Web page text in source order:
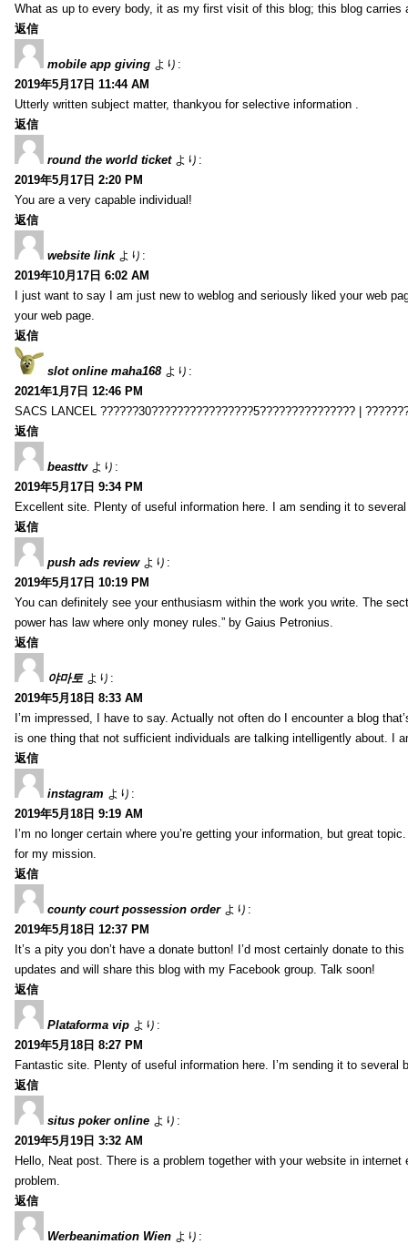
What as up to every body, it as my first visit of this blog; this blog carries
返信
mobile app giving より:
2019年5月17日 11:44 AM
Utterly written subject matter, thankyou for selective information .
返信
round the world ticket より:
2019年5月17日 2:20 PM
You are a very capable individual!
返信
website link より:
2019年10月17日 6:02 AM
I just want to say I am just new to weblog and seriously liked your web
your web page.
返信
slot online maha168 より:
2021年1月7日 12:46 PM
SACS LANCEL ??????30????????????????5??????????????? |
返信
beasttv より:
2019年5月17日 9:34 PM
Excellent site. Plenty of useful information here. I am sending it to
返信
push ads review より:
2019年5月17日 10:19 PM
You can definitely see your enthusiasm within the work you write. The
power has law where only money rules.” by Gaius Petronius.
返信
야마토 より:
2019年5月18日 8:33 AM
I’m impressed, I have to say. Actually not often do I encounter a blog
is one thing that not sufficient individuals are talking intelligently about. I
返信
instagram より:
2019年5月18日 9:19 AM
I’m no longer certain where you’re getting your information, but great
for my mission.
返信
county court possession order より:
2019年5月18日 12:37 PM
It’s a pity you don’t have a donate button! I’d most certainly donate to
updates and will share this blog with my Facebook group. Talk soon!
返信
Plataforma vip より:
2019年5月18日 8:27 PM
Fantastic site. Plenty of useful information here. I’m sending it to
返信
situs poker online より:
2019年5月19日 3:32 AM
Hello, Neat post. There is a problem together with your website in
problem.
返信
Werbeanimation Wien より: